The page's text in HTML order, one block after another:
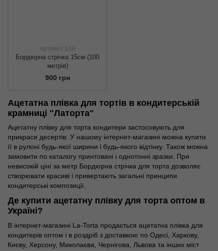
Артикул: р10
Бордюрна стрічка 15см (100
метрів)
900 грн
Ацетатна плівка для тортів в кондитерській
крамниці "Латорта"
Ацетатну плівку для торта кондитери застосовують для
прикраси десертів. У нашому інтернет-магазині можна купити
її в рулоні будь-якої ширини і будь-якого відтінку. Також можна
замовити по каталогу принтовані і однотонні зразки. При
невисокій ціні за метр Бордюрна стрічка для торта дозволяє
створювати красиві і привертають загальні принципи
кондитерські композиції.
Де купити ацетатну плівку для торта оптом в
Україні?
В інтернет-магазині La-Torta продається ацетатна плівка для
кондитерів оптом і в роздріб з доставкою по Одесі, Харкову,
Києву, Херсону, Миколаєва, Чернігова, Львова та інших міст